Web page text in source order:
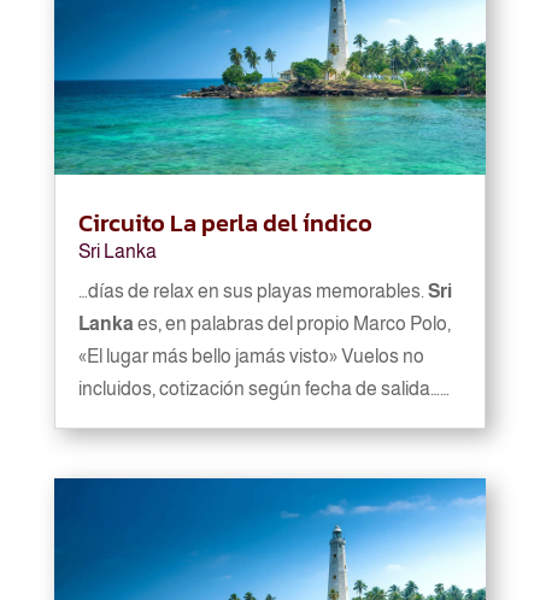
Circuito La perla del índico
Sri Lanka
…días de relax en sus playas memorables. Sri
Lanka es, en palabras del propio Marco Polo,
«El lugar más bello jamás visto» Vuelos no
incluidos, cotización según fecha de salida……